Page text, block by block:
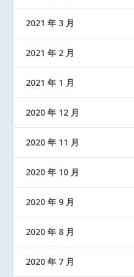
2021 年 3 月
2021 年 2 月
2021 年 1 月
2020 年 12 月
2020 年 11 月
2020 年 10 月
2020 年 9 月
2020 年 8 月
2020 年 7 月